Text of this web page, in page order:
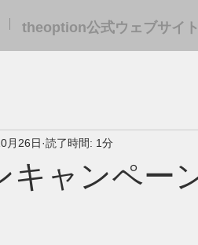
theoption公式ウェブサイト
キャンペー
月26日 読了時間: 1分